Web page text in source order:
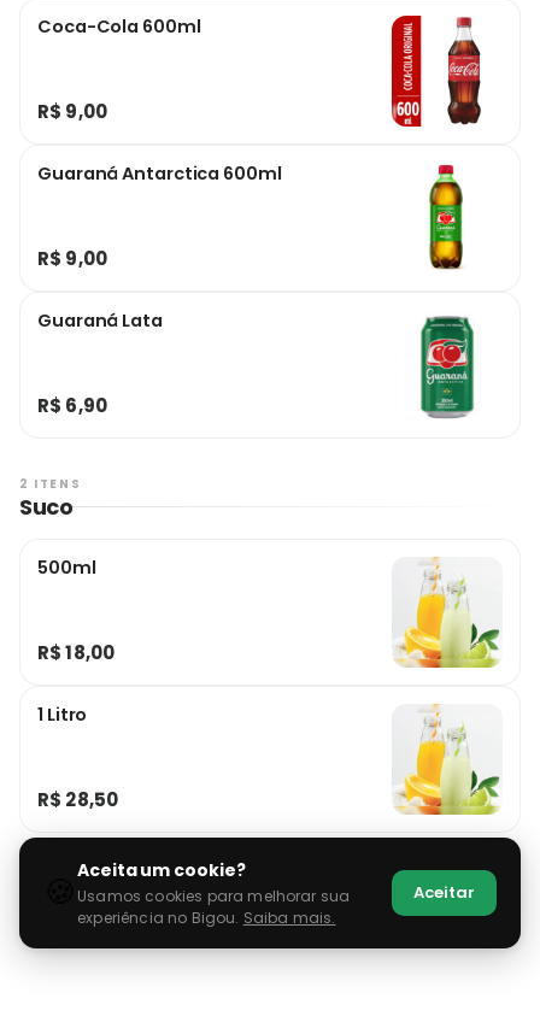
Coca-Cola 600ml
R$ 9,00
Guaraná Antarctica 600ml
R$ 9,00
Guaraná Lata
R$ 6,90
2 ITENS
Suco
500ml
R$ 18,00
1 Litro
R$ 28,50
🍪Aceita um cookie?
Usamos cookies para melhorar sua
experiência no Bigou. Saiba mais.
Aceitar